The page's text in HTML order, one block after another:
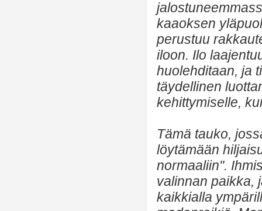
kaaoksen
perustuu
iloon. Ilo
huolehditaan, ja
täydellinen
kehittymiselle,
Tämä tauko,
löytämään
normaaliin".
valinnan paikka,
kaikkialla